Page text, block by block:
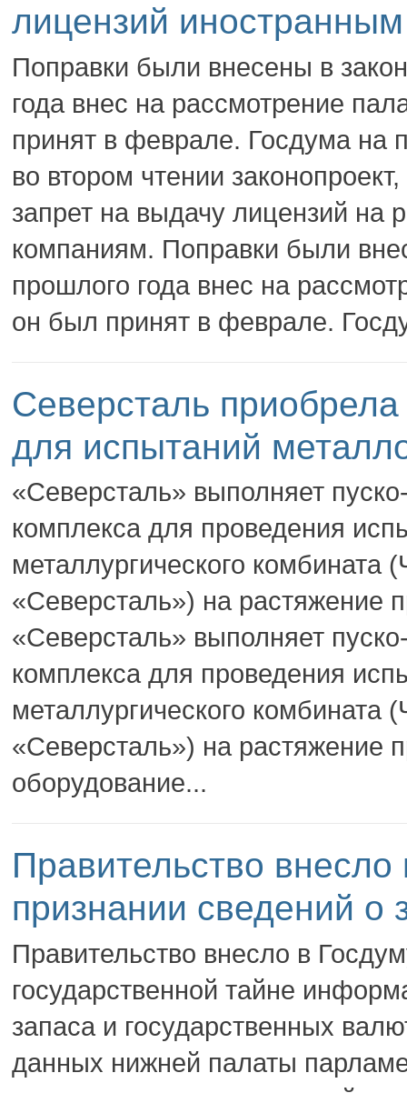
лицензий
Поправки были внесены в
года внес на рассмотрение
принят в феврале. Госдума на
во втором чтении
запрет на выдачу лицензий на
компаниям. Поправки были
прошлого года внес на
он был принят в феврале.
Северсталь
для испытаний
«Северсталь» выполняет
комплекса для проведения
металлургического
«Северсталь») на растяжение
«Северсталь» выполняет
комплекса для проведения
металлургического
«Северсталь») на растяжение
оборудование...
Правительство внесло
признании сведений о
Правительство внесло в
государственной тайне
запаса и государственных
данных нижней палаты